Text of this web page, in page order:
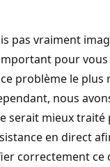
pas vraiment
pour
problème le plus
nous
serait mieux traité
en direct
correctement ce